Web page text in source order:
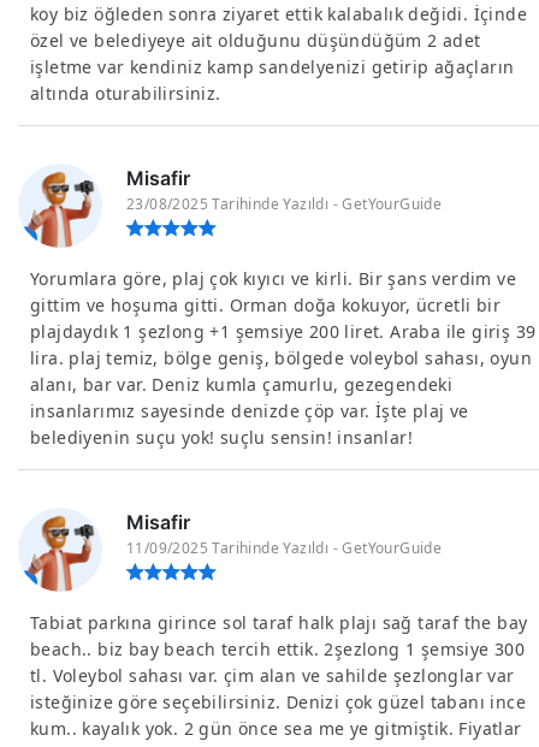
koy biz öğleden sonra ziyaret ettik kalabalık değidi. İçinde
özel ve belediyeye ait olduğunu düşündüğüm 2 adet
işletme var kendiniz kamp sandelyenizi getirip ağaçların
altında oturabilirsiniz.
Misafir
23/08/2025 Tarihinde Yazıldı - GetYourGuide
Yorumlara göre, plaj çok kıyıcı ve kirli. Bir şans verdim ve
gittim ve hoşuma gitti. Orman doğa kokuyor, ücretli bir
plajdaydık 1 şezlong +1 şemsiye 200 liret. Araba ile giriş 39
lira. plaj temiz, bölge geniş, bölgede voleybol sahası, oyun
alanı, bar var. Deniz kumla çamurlu, gezegendeki
insanlarımız sayesinde denizde çöp var. İşte plaj ve
belediyenin suçu yok! suçlu sensin! insanlar!
Misafir
11/09/2025 Tarihinde Yazıldı - GetYourGuide
Tabiat parkına girince sol taraf halk plajı sağ taraf the bay
beach.. biz bay beach tercih ettik. 2şezlong 1 şemsiye 300
tl. Voleybol sahası var. çim alan ve sahilde şezlonglar var
isteğinize göre seçebilirsiniz. Denizi çok güzel tabanı ince
kum.. kayalık yok. 2 gün önce sea me ye gitmiştik. Fiyatlar